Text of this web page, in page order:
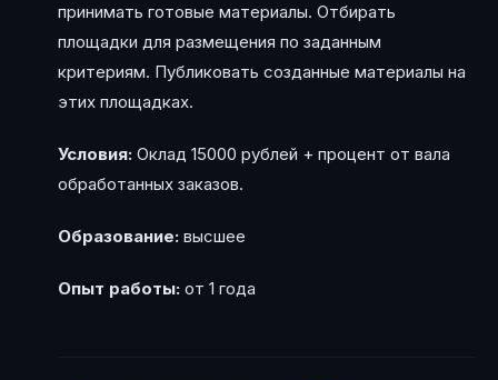
принимать готовые материалы. Отбирать
площадки для размещения по заданным
критериям. Публиковать созданные материалы на
этих площадках.
Условия: Оклад 15000 рублей + процент от вала
обработанных заказов.
Образование: высшее
Опыт работы: от 1 года